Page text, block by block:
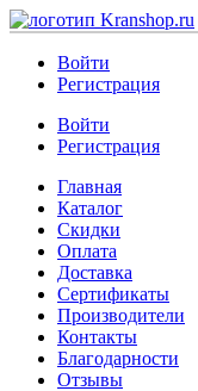
Войти
Регистрация
Войти
Регистрация
Главная
Каталог
Скидки
Оплата
Доставка
Сертификаты
Производители
Контакты
Благодарности
Отзывы